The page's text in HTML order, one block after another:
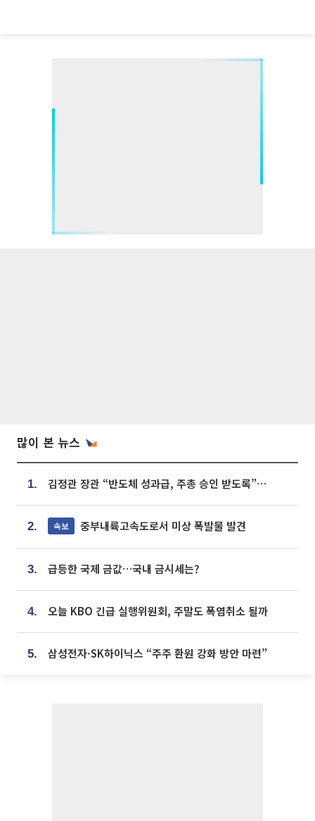
많이 본 뉴스
1. 김정관 장관 “반도체 성과급, 주총 승인 받도록”…상법·자본시장법 개정 시사
2. 속보 중부내륙고속도로서 미상 폭발물 발견
3. 급등한 국제 금값…국내 금시세는?
4. 오늘 KBO 긴급 실행위원회, 주말도 폭염취소 될까
5. 삼성전자·SK하이닉스 “주주 환원 강화 방안 마련”